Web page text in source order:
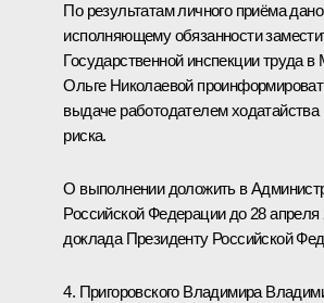
По результатам личного приёма
исполняющему обязанности
Государственной инспекции труда в
Ольге Николаевой
выдаче работодателем ходатайства
риска.
О выполнении доложить в
Российской Федерации до 28 апреля
доклада Президенту Российской
4. Пригоровского Владимира